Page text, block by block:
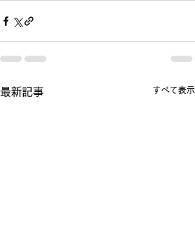
最新記事 すべて表示